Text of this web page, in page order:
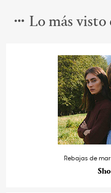
Lo más
Rebajas de